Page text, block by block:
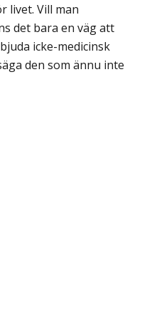
livet. Vill man
det bara en väg att
icke-medicinsk
den som ännu inte